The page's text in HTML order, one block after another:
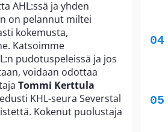
AHL:ssä ja yhden
on pelannut miltei
kokemusta,
Katsoimme
pudotuspeleissä ja jos
voidaan odottaa
Tommi Kerttula
KHL-seura Severstal
Kokenut puolustaja